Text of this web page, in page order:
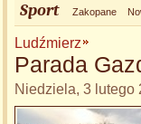
Sport Zakopane
Ludźmierz
Parada
Niedziela, 3 lutego